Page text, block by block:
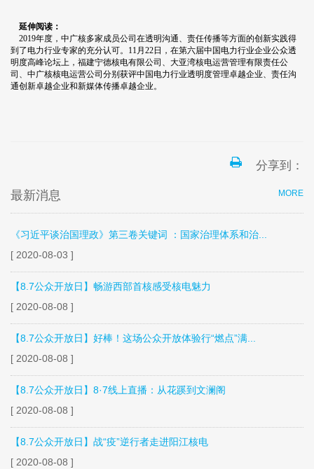
延伸阅读：
2019年度，中广核多家成员公司在透明沟通、责任传播等方面的创新实践得
到了电力行业专家的充分认可。11月22日，在第六届中国电力行业企业公众透
明度高峰论坛上，福建宁德核电有限公司、大亚湾核电运营管理有限责任公
司、中广核核电运营公司分别获评中国电力行业透明度管理卓越企业、责任沟
通创新卓越企业和新媒体传播卓越企业。
分享到：
MORE
最新消息
《习近平谈治国理政》第三卷关键词 ：国家治理体系和治...
[ 2020-08-03 ]
【8.7公众开放日】畅游西部首核感受核电魅力
[ 2020-08-08 ]
【8.7公众开放日】好棒！这场公众开放体验行“燃点”满...
[ 2020-08-08 ]
【8.7公众开放日】8·7线上直播：从花蹊到文澜阁
[ 2020-08-08 ]
【8.7公众开放日】战“疫”逆行者走进阳江核电
[ 2020-08-08 ]